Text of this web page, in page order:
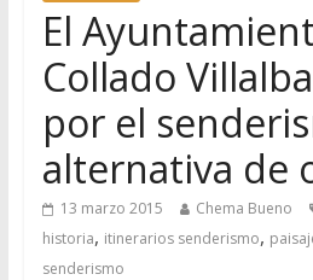
El
Collado
por el
alternativa de
13 marzo 2015 Chema Bueno
historia, itinerarios senderismo,
senderismo